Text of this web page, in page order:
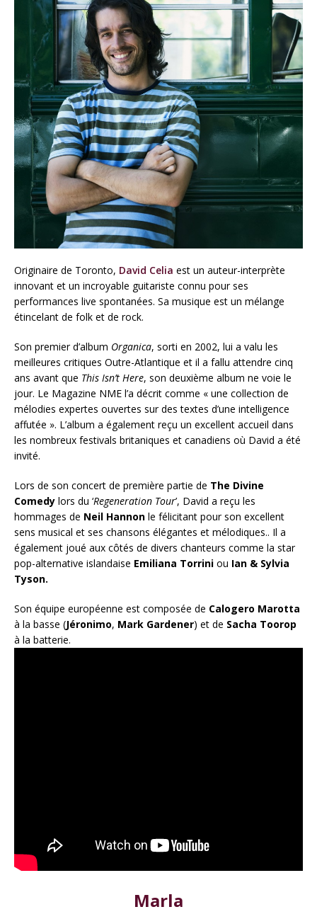
Originaire de Toronto, David Celia est un auteur-interprète
innovant et un incroyable guitariste connu pour ses
performances live spontanées. Sa musique est un mélange
étincelant de folk et de rock.
Son premier d’album Organica, sorti en 2002, lui a valu les
meilleures critiques Outre-Atlantique et il a fallu attendre cinq
ans avant que This Isn’t Here, son deuxième album ne voie le
jour. Le Magazine NME l’a décrit comme « une collection de
mélodies expertes ouvertes sur des textes d’une intelligence
affutée ». L’album a également reçu un excellent accueil dans
les nombreux festivals britaniques et canadiens où David a été
invité.
Lors de son concert de première partie de The Divine
Comedy lors du ‘Regeneration Tour’, David a reçu les
hommages de Neil Hannon le félicitant pour son excellent
sens musical et ses chansons élégantes et mélodiques.. Il a
également joué aux côtés de divers chanteurs comme la star
pop-alternative islandaise Emiliana Torrini ou Ian & Sylvia
Tyson.
Son équipe européenne est composée de Calogero Marotta
à la basse (Jéronimo, Mark Gardener) et de Sacha Toorop
à la batterie.
Marla